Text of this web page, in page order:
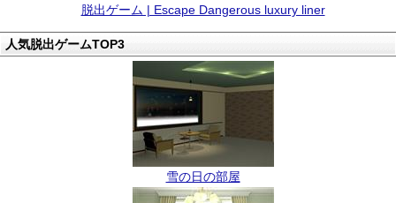
脱出ゲーム | Escape Dangerous luxury liner
人気脱出ゲームTOP3
雪の日の部屋